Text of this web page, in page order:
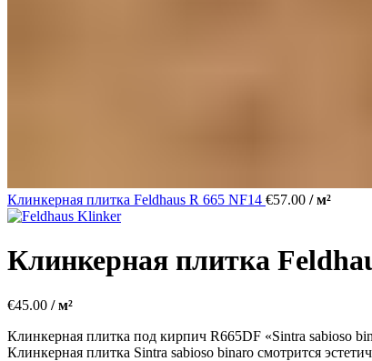
Клинкерная плитка Feldhaus R 665 NF14 €57.00 / м²
Клинкерная плитка
€45.00 / м²
Клинкерная плитка под кирпич R665DF «Sintra sabioso
Клинкерная плитка Sintra sabioso binaro смотрится